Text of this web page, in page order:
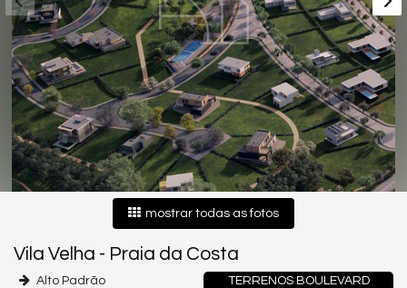
mostrar todas as fotos
Vila Velha - Praia da Costa
TERRENOS BOULEVARD
Alto Padrão